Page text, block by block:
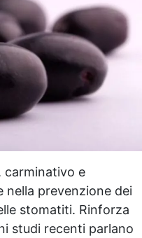
carminativo e
nella prevenzione dei
stomatiti. Rinforza
studi recenti parlano